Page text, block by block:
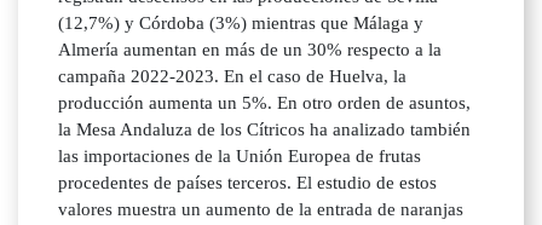
(12,7%) y Córdoba (3%) mientras que Málaga y
Almería aumentan en más de un 30% respecto a la
campaña 2022-2023. En el caso de Huelva, la
producción aumenta un 5%. En otro orden de asuntos,
la Mesa Andaluza de los Cítricos ha analizado también
las importaciones de la Unión Europea de frutas
procedentes de países terceros. El estudio de estos
valores muestra un aumento de la entrada de naranjas